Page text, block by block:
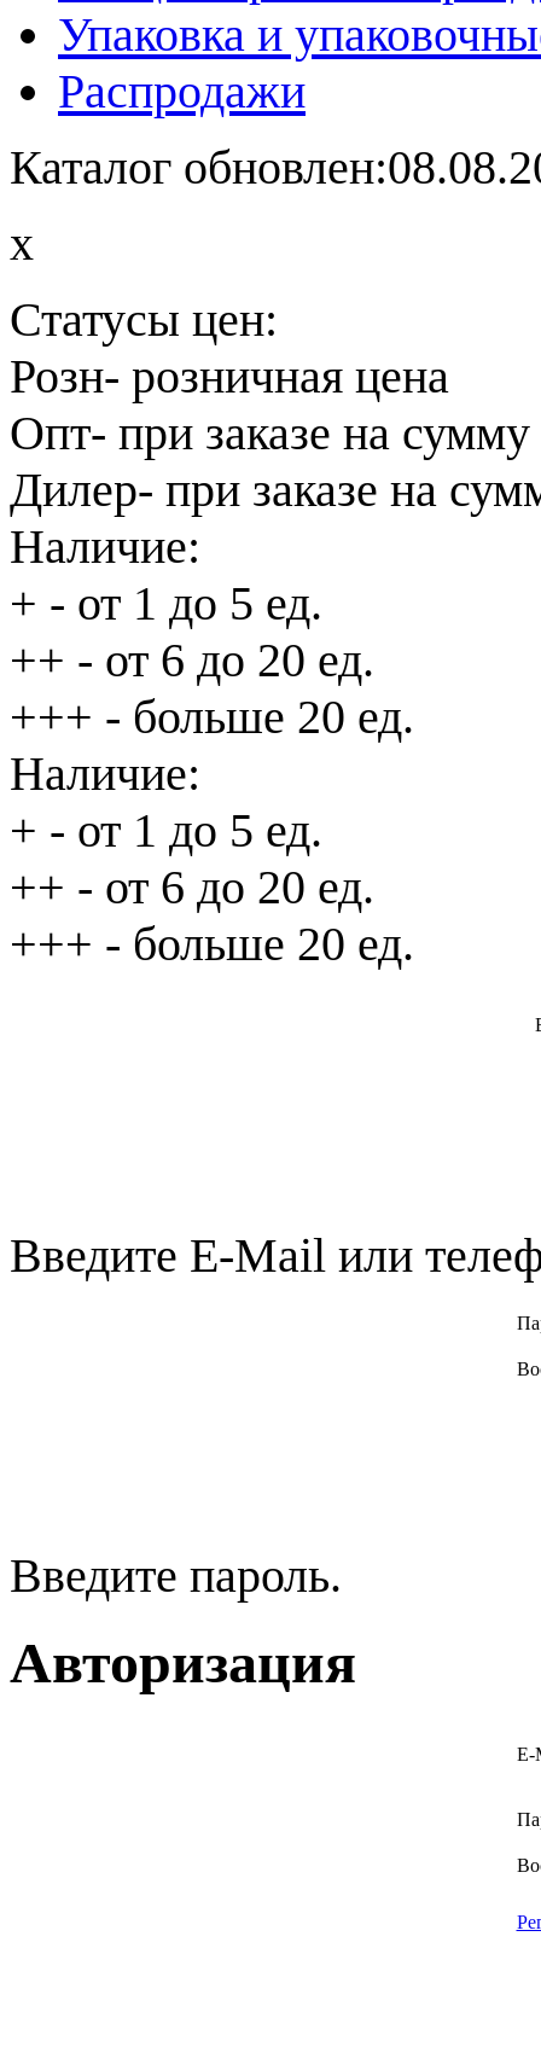
Упаковка и
Распродажи
Каталог
x
Статусы цен:
Розн- розничная цена
Опт- при заказе на
Дилер- при заказе на
Наличие:
+ - от 1 до 5 ед.
++ - от 6 до 20 ед.
+++ - больше 20 ед.
Наличие:
+ - от 1 до 5 ед.
++ - от 6 до 20 ед.
+++ - больше 20 ед.
Введите E-Mail или
Введите пароль.
Авторизация
E-